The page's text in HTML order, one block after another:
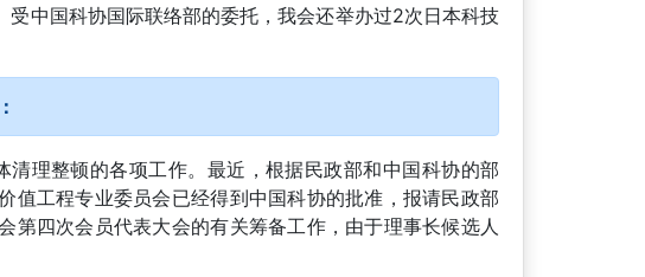
中国科协国际联络部的委托，我会还举办过2次日本科技
理整顿的各项工作。最近，根据民政部和中国科协的部
值工程专业委员会已经得到中国科协的批准，报请民政部
第四次会员代表大会的有关筹备工作，由于理事长候选人